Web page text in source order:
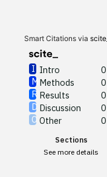
Smart Citations via scite_
Intro
0
Methods
0
Results
0
Discussion
0
Other
0
Sections
See more details